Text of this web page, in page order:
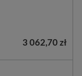
3 062,70 zł